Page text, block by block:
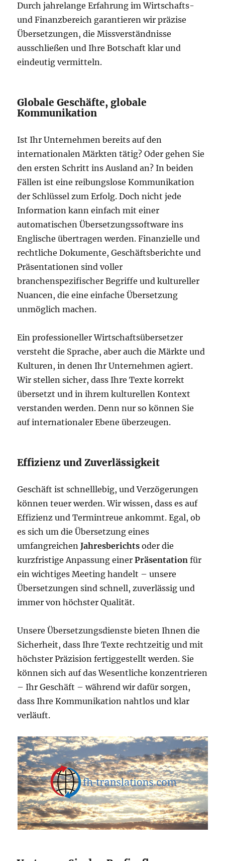
Durch jahrelange Erfahrung im Wirtschafts-
und Finanzbereich garantieren wir präzise
Übersetzungen, die Missverständnisse
ausschließen und Ihre Botschaft klar und
eindeutig vermitteln.
Globale Geschäfte, globale
Kommunikation
Ist Ihr Unternehmen bereits auf den
internationalen Märkten tätig? Oder gehen Sie
den ersten Schritt ins Ausland an? In beiden
Fällen ist eine reibungslose Kommunikation
der Schlüssel zum Erfolg. Doch nicht jede
Information kann einfach mit einer
automatischen Übersetzungssoftware ins
Englische übertragen werden. Finanzielle und
rechtliche Dokumente, Geschäftsberichte und
Präsentationen sind voller
branchenspezifischer Begriffe und kultureller
Nuancen, die eine einfache Übersetzung
unmöglich machen.
Ein professioneller Wirtschaftsübersetzer
versteht die Sprache, aber auch die Märkte und
Kulturen, in denen Ihr Unternehmen agiert.
Wir stellen sicher, dass Ihre Texte korrekt
übersetzt und in ihrem kulturellen Kontext
verstanden werden. Denn nur so können Sie
auf internationaler Ebene überzeugen.
Effizienz und Zuverlässigkeit
Geschäft ist schnelllebig, und Verzögerungen
können teuer werden. Wir wissen, dass es auf
Effizienz und Termintreue ankommt. Egal, ob
es sich um die Übersetzung eines
umfangreichenJahresberichts oder die
kurzfristige Anpassung einerPräsentation für
ein wichtiges Meeting handelt – unsere
Übersetzungen sind schnell, zuverlässig und
immer von höchster Qualität.
Unsere Übersetzungsdienste bieten Ihnen die
Sicherheit, dass Ihre Texte rechtzeitig und mit
höchster Präzision fertiggestellt werden. Sie
können sich auf das Wesentliche konzentrieren
– Ihr Geschäft – während wir dafür sorgen,
dass Ihre Kommunikation nahtlos und klar
verläuft.